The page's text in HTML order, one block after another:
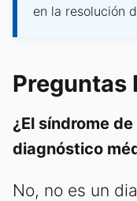
en la resolución
Preguntas
¿El síndrome
diagnóstico
No, no es un